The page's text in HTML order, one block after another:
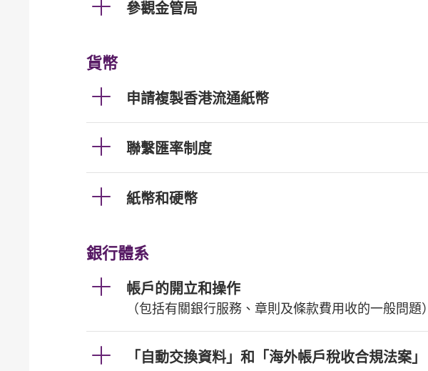
參觀金管局
貨幣
申請複製香港流通紙幣
聯繫匯率制度
紙幣和硬幣
銀行體系
帳戶的開立和操作
（包括有關銀行服務、章則及條款費用收的一般問題）
「自動交換資料」和「海外帳戶稅收合規法案」